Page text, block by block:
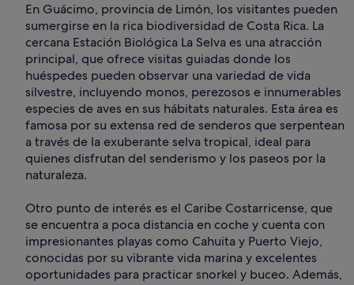
En Guácimo, provincia de Limón, los visitantes pueden
sumergirse en la rica biodiversidad de Costa Rica. La
cercana Estación Biológica La Selva es una atracción
principal, que ofrece visitas guiadas donde los
huéspedes pueden observar una variedad de vida
silvestre, incluyendo monos, perezosos e innumerables
especies de aves en sus hábitats naturales. Esta área es
famosa por su extensa red de senderos que serpentean
a través de la exuberante selva tropical, ideal para
quienes disfrutan del senderismo y los paseos por la
naturaleza.
Otro punto de interés es el Caribe Costarricense, que
se encuentra a poca distancia en coche y cuenta con
impresionantes playas como Cahuita y Puerto Viejo,
conocidas por su vibrante vida marina y excelentes
oportunidades para practicar snorkel y buceo. Además,